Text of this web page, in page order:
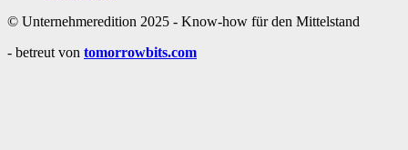
© Unternehmeredition 2025 - Know-how für den Mittelstand
- betreut von tomorrowbits.com